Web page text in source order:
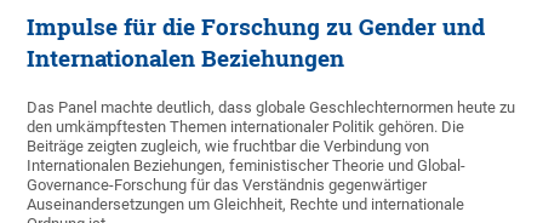
Impulse für die Forschung zu Gender und
Internationalen Beziehungen
Das Panel machte deutlich, dass globale Geschlechternormen heute zu
den umkämpftesten Themen internationaler Politik gehören. Die
Beiträge zeigten zugleich, wie fruchtbar die Verbindung von
Internationalen Beziehungen, feministischer Theorie und Global-
Governance-Forschung für das Verständnis gegenwärtiger
Auseinandersetzungen um Gleichheit, Rechte und internationale